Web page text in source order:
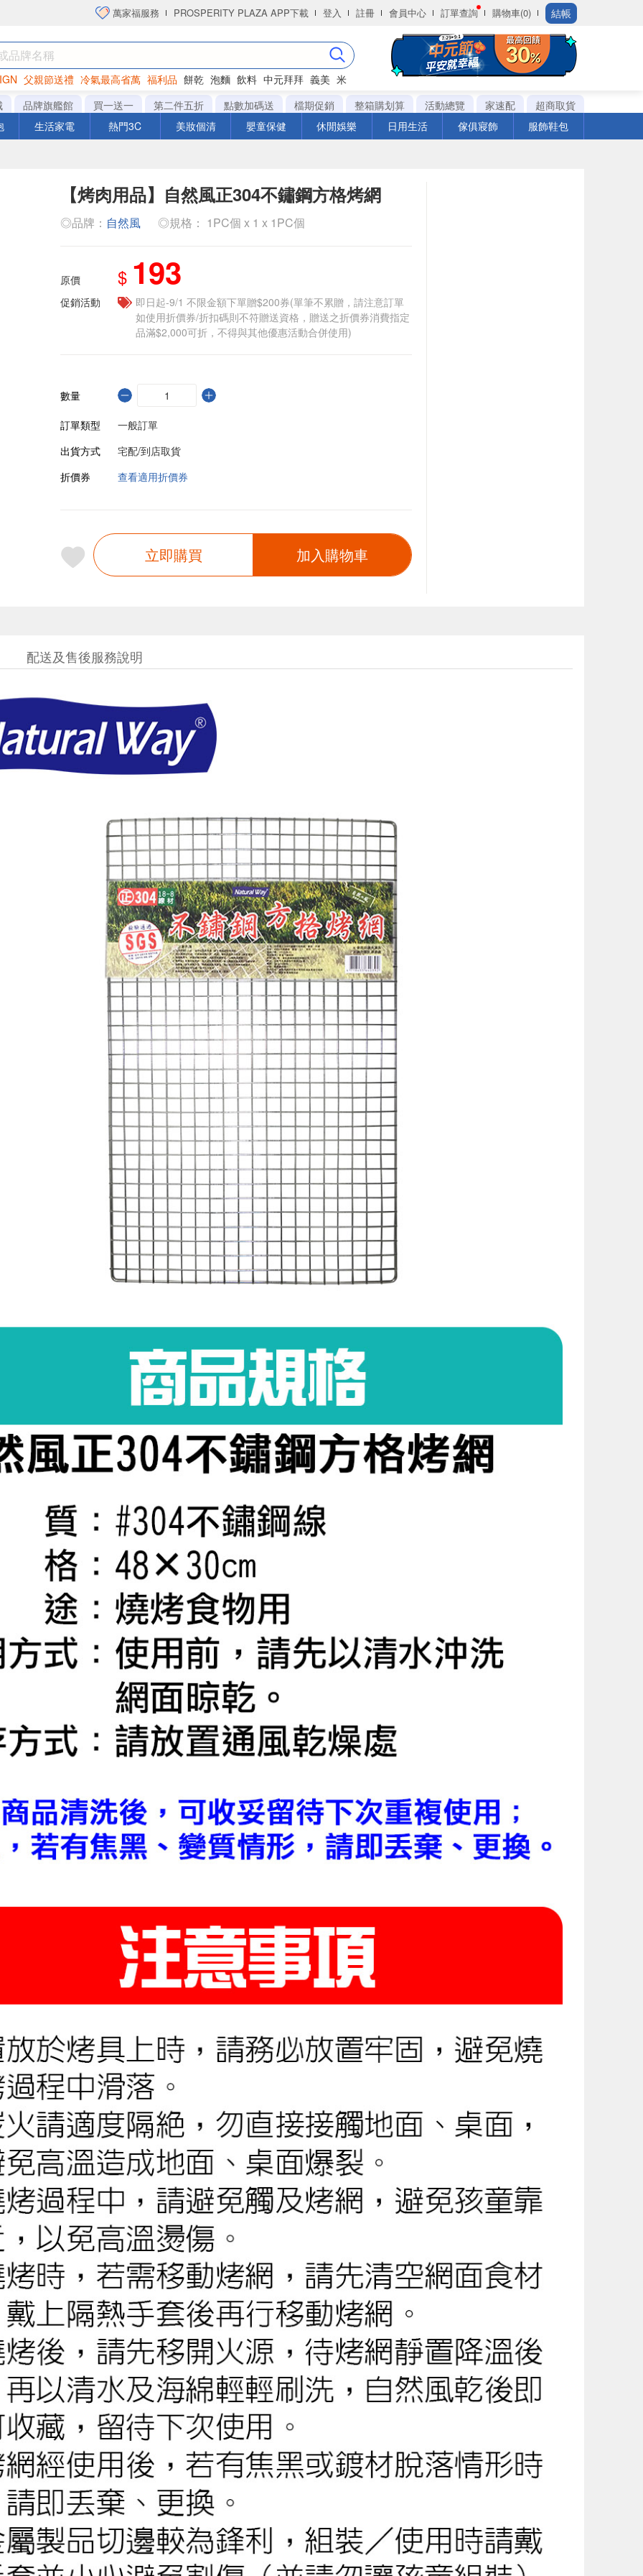
萬家福服務 PROSPERITY PLAZA APP下載 登入 註冊 會員中心 訂單查詢 購物車(0) 結帳
父親節送禮 冷氣最高省萬 福利品 餅乾 泡麵 飲料 中元拜拜 義美 米
洋芋片
品牌旗艦館 買一送一 第二件五折 點數加碼送 檔期促銷 整箱購划算 活動總覽 家速配
超商取貨
生活家電 熱門3C 美妝個清 嬰童保健 休閒娛樂 日用生活 傢俱寢飾 服飾鞋包
【烤肉用品】自然風正304不鏽鋼方格烤網
◎品牌： 自然風 ◎規格： 1PC個 x 1 x 1PC個
原價 $ 193
促銷活動
即日起-9/1 不限金額下單贈$200券(單筆不累贈，請注意訂單
如使用折價券/折扣碼則不符贈送資格，贈送之折價券消費指定
品滿$2,000可折，不得與其他優惠活動合併使用)
數量
訂單類型
一般訂單
出貨方式
宅配/到店取貨
折價券
查看適用折價券
立即購買 加入購物車
配送及售後服務說明